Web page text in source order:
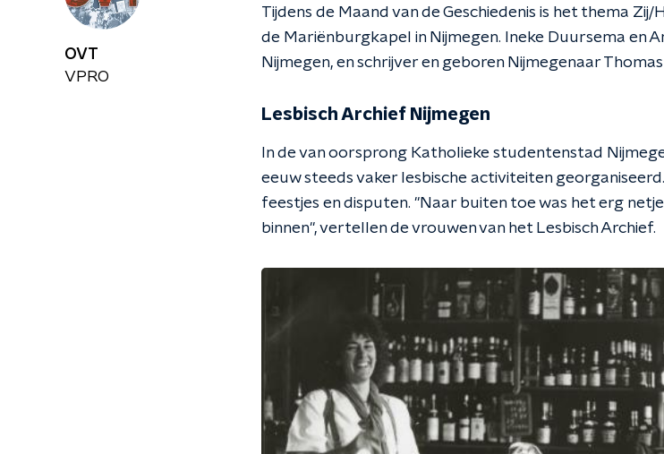
Tijdens de Maand van de Geschiedenis is het thema
de Mariënburgkapel in Nijmegen. Ineke Duursema en
Nijmegen, en schrijver en geboren Nijmegenaar
Lesbisch Archief Nijmegen
In de van oorsprong Katholieke studentenstad
eeuw steeds vaker lesbische activiteiten
feestjes en disputen. "Naar buiten toe was het erg
binnen", vertellen de vrouwen van het Lesbisch Archief.
OVT
VPRO